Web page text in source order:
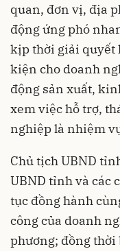
quan, đơn vị, địa
động ứng phó
kịp thời giải quyết
kiện cho doanh
động sản xuất,
xem việc hỗ trợ,
nghiệp là nhiệm
Chủ tịch UBND
UBND tỉnh và các
tục đồng hành
công của doanh
phương; đồng thời